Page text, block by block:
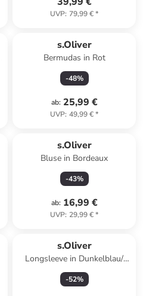
UVP: 79,99 €*
s.Oliver
Bermudas in Rot
-48%
ab: 25,99 €
UVP: 49,99 €*
s.Oliver
Bluse in Bordeaux
-43%
ab: 16,99 €
UVP: 29,99 €*
s.Oliver
Longsleeve in Dunkelblau/
Weiß
-52%